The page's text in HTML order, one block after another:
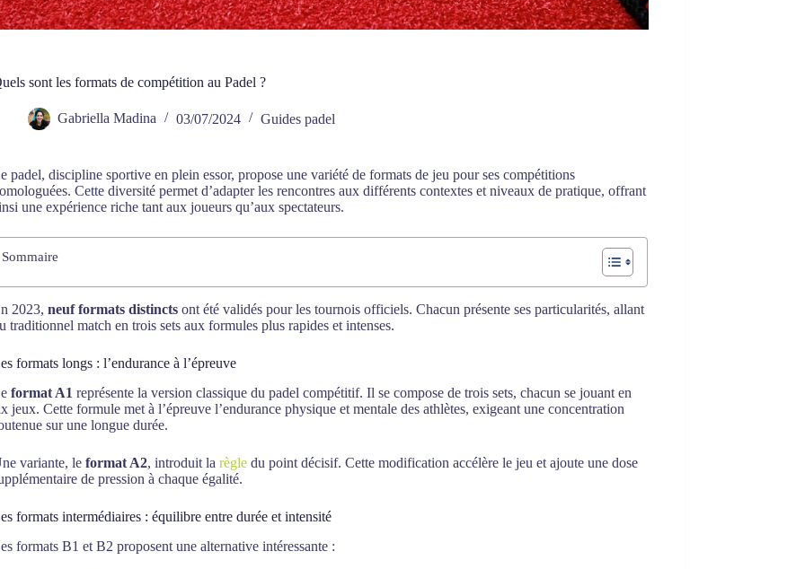
sont les formats de compétition au Padel ?
Gabriella Madina 03/07/2024 Guides padel
padel, discipline sportive en plein essor, propose une variété de formats de jeu pour ses compétitions
Cette diversité permet d’adapter les rencontres aux différents contextes et niveaux de pratique, offrant
une expérience riche tant aux joueurs qu’aux spectateurs.
Sommaire
2023,neuf formats distincts ont été validés pour les tournois officiels. Chacun présente ses particularités, allant
traditionnel match en trois sets aux formules plus rapides et intenses.
formats longs : l’endurance à l’épreuve
format A1 représente la version classique du padel compétitif. Il se compose de trois sets, chacun se jouant en
jeux. Cette formule met à l’épreuve l’endurance physique et mentale des athlètes, exigeant une concentration
sur une longue durée.
variante, leformat A2, introduit larègle du point décisif. Cette modification accélère le jeu et ajoute une dose
de pression à chaque égalité.
formats intermédiaires : équilibre entre durée et intensité
formats B1 et B2 proposent une alternative intéressante :